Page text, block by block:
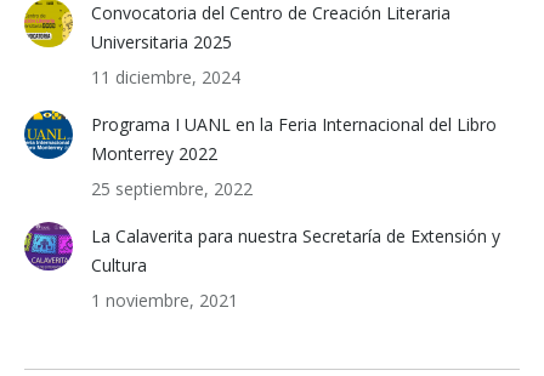
Convocatoria del Centro de Creación Literaria
Universitaria 2025
11 diciembre, 2024
Programa I UANL en la Feria Internacional del Libro
Monterrey 2022
25 septiembre, 2022
La Calaverita para nuestra Secretaría de Extensión y
Cultura
1 noviembre, 2021